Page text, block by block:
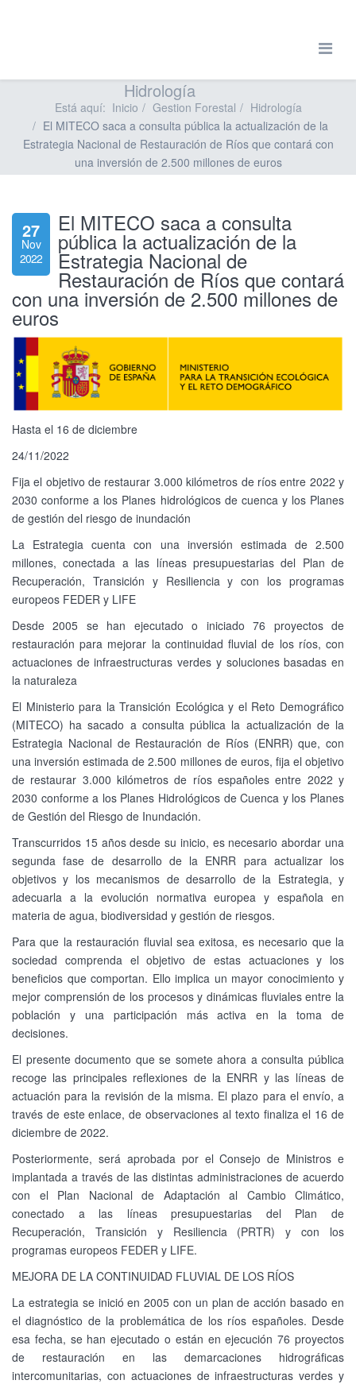
Hidrología
Está aquí: Inicio Gestion Forestal
Hidrología
El MITECO saca a consulta pública la actualización de la
Estrategia Nacional de Restauración de Ríos que contará con
una inversión de 2.500 millones de euros
27
Nov
2022
El MITECO saca a consulta
pública la actualización de la
Estrategia Nacional de
Restauración de Ríos que contará
con una inversión de 2.500 millones de
euros
Hasta el 16 de diciembre
24/11/2022
Fija el objetivo de restaurar 3.000 kilómetros de ríos entre 2022 y
2030 conforme a los Planes hidrológicos de cuenca y los Planes
de gestión del riesgo de inundación
La Estrategia cuenta con una inversión estimada de 2.500
millones, conectada a las líneas presupuestarias del Plan de
Recuperación, Transición y Resiliencia y con los programas
europeos FEDER y LIFE
Desde 2005 se han ejecutado o iniciado 76 proyectos de
restauración para mejorar la continuidad fluvial de los ríos, con
actuaciones de infraestructuras verdes y soluciones basadas en
la naturaleza
El Ministerio para la Transición Ecológica y el Reto Demográfico
(MITECO) ha sacado a consulta pública la actualización de la
Estrategia Nacional de Restauración de Ríos (ENRR) que, con
una inversión estimada de 2.500 millones de euros, fija el objetivo
de restaurar 3.000 kilómetros de ríos españoles entre 2022 y
2030 conforme a los Planes Hidrológicos de Cuenca y los Planes
de Gestión del Riesgo de Inundación.
Transcurridos 15 años desde su inicio, es necesario abordar una
segunda fase de desarrollo de la ENRR para actualizar los
objetivos y los mecanismos de desarrollo de la Estrategia, y
adecuarla a la evolución normativa europea y española en
materia de agua, biodiversidad y gestión de riesgos.
Para que la restauración fluvial sea exitosa, es necesario que la
sociedad comprenda el objetivo de estas actuaciones y los
beneficios que comportan. Ello implica un mayor conocimiento y
mejor comprensión de los procesos y dinámicas fluviales entre la
población y una participación más activa en la toma de
decisiones.
El presente documento que se somete ahora a consulta pública
recoge las principales reflexiones de la ENRR y las líneas de
actuación para la revisión de la misma. El plazo para el envío, a
través de este enlace, de observaciones al texto finaliza el 16 de
diciembre de 2022.
Posteriormente, será aprobada por el Consejo de Ministros e
implantada a través de las distintas administraciones de acuerdo
con el Plan Nacional de Adaptación al Cambio Climático,
conectado a las líneas presupuestarias del Plan de
Recuperación, Transición y Resiliencia (PRTR) y con los
programas europeos FEDER y LIFE.
MEJORA DE LA CONTINUIDAD FLUVIAL DE LOS RÍOS
La estrategia se inició en 2005 con un plan de acción basado en
el diagnóstico de la problemática de los ríos españoles. Desde
esa fecha, se han ejecutado o están en ejecución 76 proyectos
de restauración en las demarcaciones hidrográficas
intercomunitarias, con actuaciones de infraestructuras verdes y